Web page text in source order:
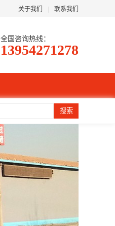
关于我们 联系我们
全国咨询热线：
13954271278
搜索